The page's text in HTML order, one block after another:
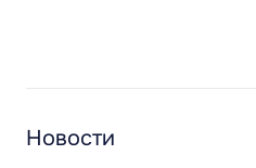
Новости